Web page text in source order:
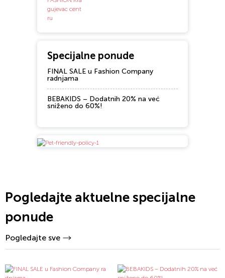
Specijalne ponude
FINAL SALE u Fashion Company
radnjama
BEBAKIDS – Dodatnih 20% na već
sniženo do 60%!
Pogledajte aktuelne specijalne
ponude
Pogledajte sve